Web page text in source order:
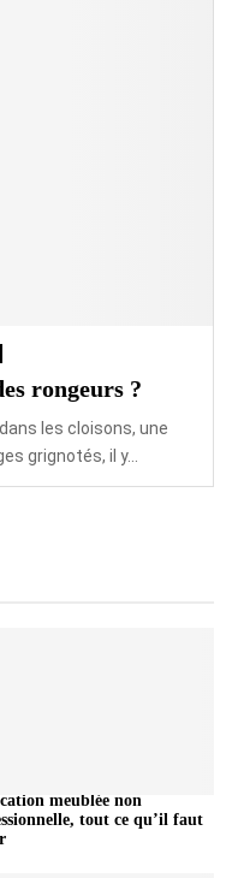
rongeurs ?
les cloisons, une
grignotés, il y...
meublée non
tout ce qu’il faut